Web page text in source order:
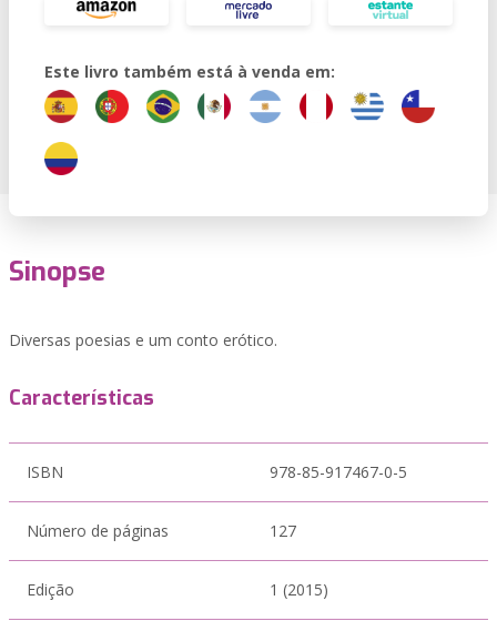
Este livro também está à venda em:
Sinopse
Diversas poesias e um conto erótico.
Características
ISBN 978-85-917467-0-5
Número de páginas 127
Edição 1 (2015)